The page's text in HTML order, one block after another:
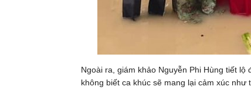
Ngoài ra, giám khảo Nguyễn Phi Hùng tiết
không biết ca khúc sẽ mang lại cảm xúc